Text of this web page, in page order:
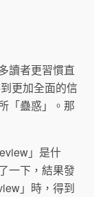
讀者更習慣直
更加全面的信
「蠱惑」。那
」是什
一下，結果發
」時，得到